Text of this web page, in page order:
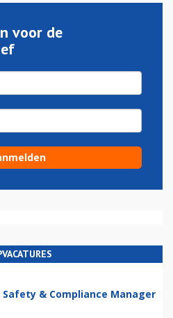
voor de
Safety & Compliance Manager